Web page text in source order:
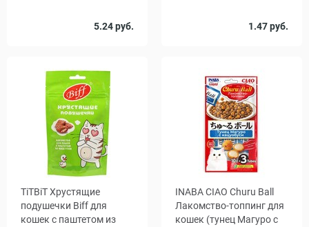
5.24 руб.
1 10 1.47 руб.
TiTBiT Хрустящие
подушечки Biff для
кошек с паштетом из
INABA CIAO Churu Ball
Лакомство-топпинг для
кошек (тунец Магуро с